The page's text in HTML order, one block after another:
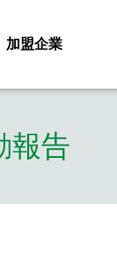
加盟企業
報告